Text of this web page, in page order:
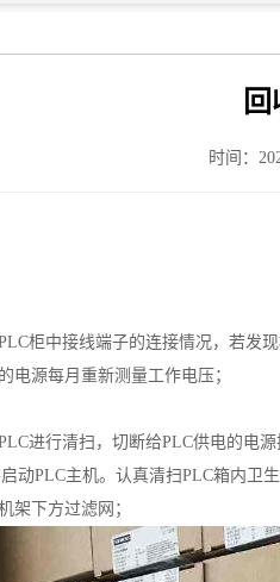
时间：
柜中接线端子的连接情况，若发
电源每月重新测量工作电压；
进行清扫，切断给PLC供电的电
动PLC主机。认真清扫PLC箱内卫生
架下方过滤网；